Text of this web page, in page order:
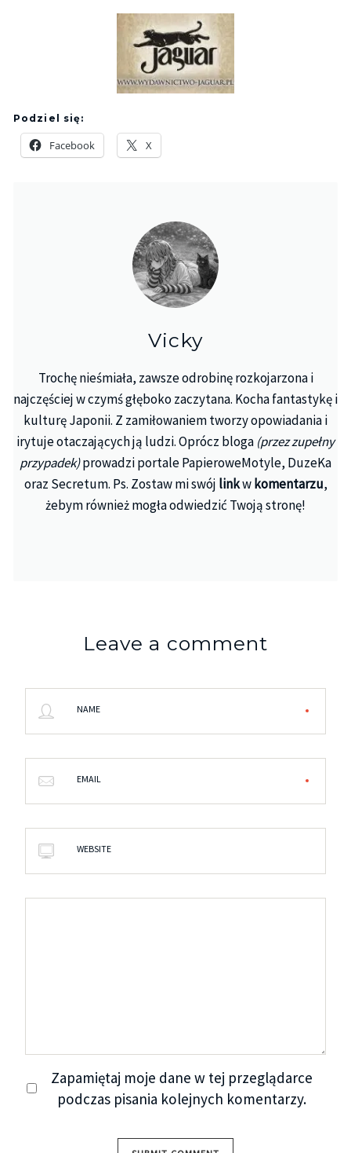
Podziel się:
Facebook X
Vicky
Trochę nieśmiała, zawsze odrobinę rozkojarzona i
najczęściej w czymś głęboko zaczytana. Kocha fantastykę i
kulturę Japonii. Z zamiłowaniem tworzy opowiadania i
irytuje otaczających ją ludzi. Oprócz bloga (przez zupełny
przypadek)prowadzi portale PapieroweMotyle, DuzeKa
oraz Secretum. Ps. Zostaw mi swój linkwkomentarzu,
żebym również mogła odwiedzić Twoją stronę!
Leave a comment
NAME
EMAIL
WEBSITE
Zapamiętaj moje dane w tej przeglądarce
podczas pisania kolejnych komentarzy.